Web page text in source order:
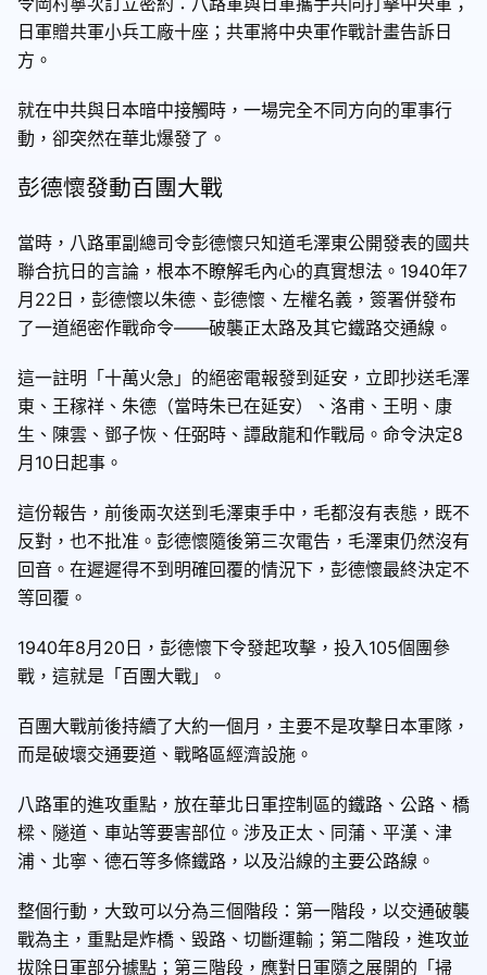
日軍贈共軍小兵工廠十座；共軍將中央軍作戰計畫告訴日
方。
就在中共與日本暗中接觸時，一場完全不同方向的軍事行
動，卻突然在華北爆發了。
彭德懷發動百團大戰
當時，八路軍副總司令彭德懷只知道毛澤東公開發表的國共
聯合抗日的言論，根本不瞭解毛內心的真實想法。1940年7
月22日，彭德懷以朱德、彭德懷、左權名義，簽署併發布
了一道絕密作戰命令——破襲正太路及其它鐵路交通線。
這一註明「十萬火急」的絕密電報發到延安，立即抄送毛澤
東、王稼祥、朱德（當時朱已在延安）、洛甫、王明、康
生、陳雲、鄧子恢、任弼時、譚啟龍和作戰局。命令決定8
月10日起事。
這份報告，前後兩次送到毛澤東手中，毛都沒有表態，既不
反對，也不批准。彭德懷隨後第三次電告，毛澤東仍然沒有
回音。在遲遲得不到明確回覆的情況下，彭德懷最終決定不
等回覆。
1940年8月20日，彭德懷下令發起攻擊，投入105個團參
戰，這就是「百團大戰」。
百團大戰前後持續了大約一個月，主要不是攻擊日本軍隊，
而是破壞交通要道、戰略區經濟設施。
八路軍的進攻重點，放在華北日軍控制區的鐵路、公路、橋
樑、隧道、車站等要害部位。涉及正太、同蒲、平漢、津
浦、北寧、德石等多條鐵路，以及沿線的主要公路線。
整個行動，大致可以分為三個階段：第一階段，以交通破襲
戰為主，重點是炸橋、毀路、切斷運輸；第二階段，進攻並
拔除日軍部分據點；第三階段，應對日軍隨之展開的「掃